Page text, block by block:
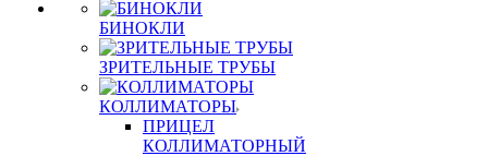
БИНОКЛИ
ЗРИТЕЛЬНЫЕ ТРУБЫ
КОЛЛИМАТОРЫ
ПРИЦЕЛ
КОЛЛИМАТОРНЫЙ